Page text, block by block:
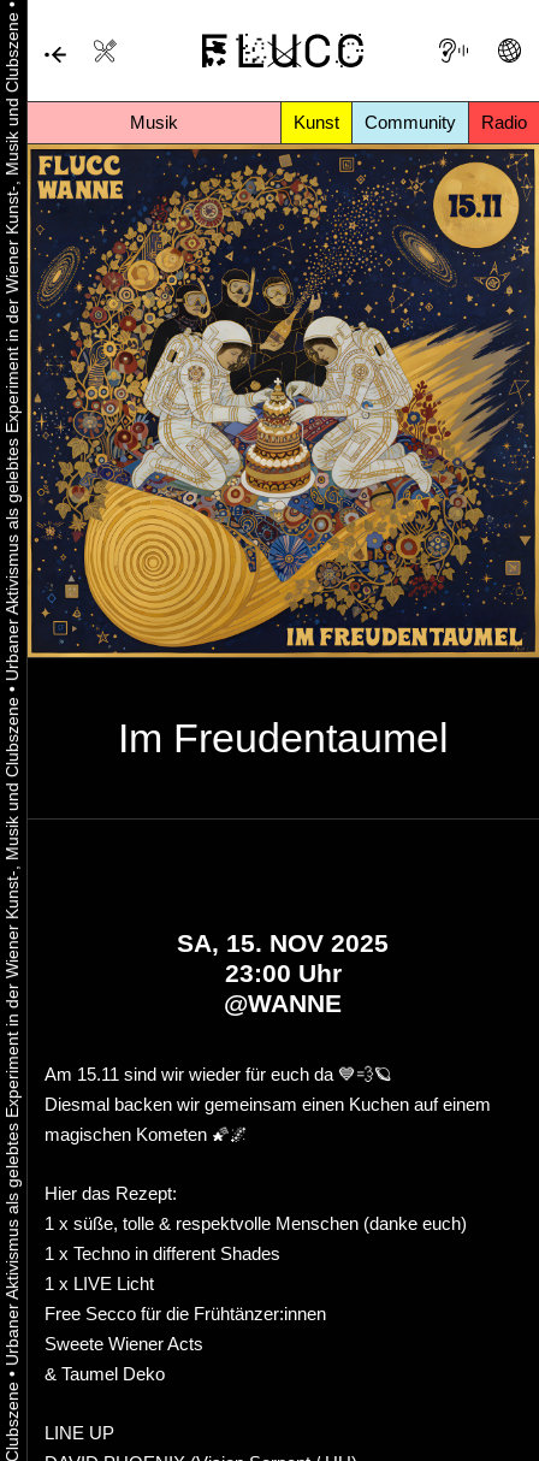
Musik Kunst Community Radio
•
Urbaner Aktivismus als gelebtes Experiment in der Wiener Kunst-, Musik und Clubszene
•
Urbaner Aktivismus als gelebtes Experiment in der Wiener Kunst-, Musik und Clubszene
•
Im Freudentaumel
SA, 15. NOV 2025
23:00 Uhr
@WANNE
Am 15.11 sind wir wieder für euch da 💙💨🪐
Diesmal backen wir gemeinsam einen Kuchen auf einem
magischen Kometen 🌠🌌
Hier das Rezept:
1 x süße, tolle & respektvolle Menschen (danke euch)
1 x Techno in different Shades
1 x LIVE Licht
Free Secco für die Frühtänzer:innen
Sweete Wiener Acts
& Taumel Deko
LINE UP